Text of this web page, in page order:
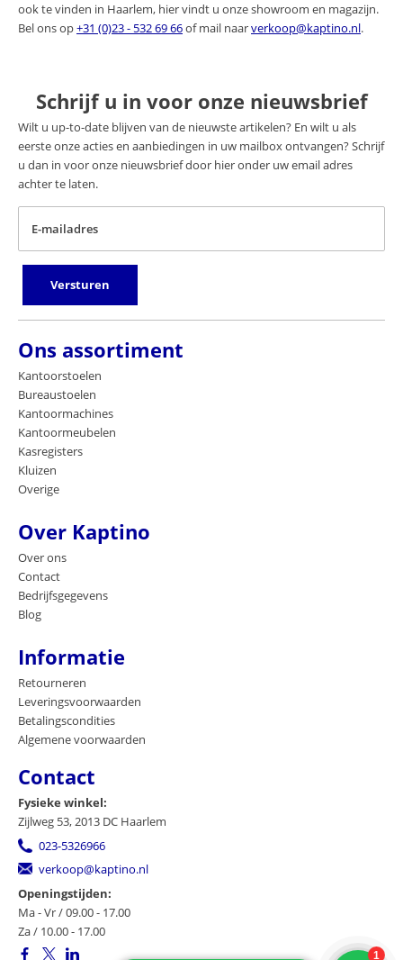
ook te vinden in Haarlem, hier vindt u onze showroom en magazijn.
Bel ons op+31 (0)23 - 532 69 66of mail naarverkoop@kaptino.nl.
Schrijf u in voor onze nieuwsbrief
Wilt u up-to-date blijven van de nieuwste artikelen? En wilt u als
eerste onze acties en aanbiedingen in uw mailbox ontvangen? Schrijf
u dan in voor onze nieuwsbrief door hier onder uw email adres
achter te laten.
E-mailadres
Versturen
Ons assortiment
Kantoorstoelen
Bureaustoelen
Kantoormachines
Kantoormeubelen
Kasregisters
Kluizen
Overige
Over Kaptino
Over ons
Contact
Bedrijfsgegevens
Blog
Informatie
Retourneren
Leveringsvoorwaarden
Betalingscondities
Algemene voorwaarden
Contact
Fysieke winkel:
Zijlweg 53, 2013 DC Haarlem
023-5326966
verkoop@kaptino.nl
Openingstijden:
Ma - Vr / 09.00 - 17.00
Za / 10.00 - 17.00